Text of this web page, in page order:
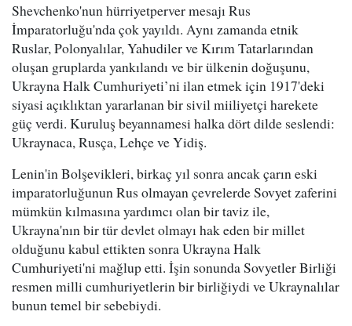
Shevchenko'nun hürriyetperver mesajı Rus
İmparatorluğu'nda çok yayıldı. Aynı zamanda etnik
Ruslar, Polonyalılar, Yahudiler ve Kırım Tatarlarından
oluşan gruplarda yankılandı ve bir ülkenin doğuşunu,
Ukrayna Halk Cumhuriyeti’ni ilan etmek için 1917'deki
siyasi açıklıktan yararlanan bir sivil miiliyetçi harekete
güç verdi. Kuruluş beyannamesi halka dört dilde seslendi:
Ukraynaca, Rusça, Lehçe ve Yidiş.
Lenin'in Bolşevikleri, birkaç yıl sonra ancak çarın eski
imparatorluğunun Rus olmayan çevrelerde Sovyet zaferini
mümkün kılmasına yardımcı olan bir taviz ile,
Ukrayna'nın bir tür devlet olmayı hak eden bir millet
olduğunu kabul ettikten sonra Ukrayna Halk
Cumhuriyeti'ni mağlup etti. İşin sonunda Sovyetler Birliği
resmen milli cumhuriyetlerin bir birliğiydi ve Ukraynalılar
bunun temel bir sebebiydi.